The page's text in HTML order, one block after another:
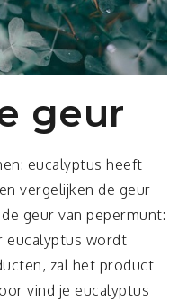
geur
eucalyptus heeft
vergelijken de geur
geur van pepermunt:
eucalyptus wordt
zal het product
vind je eucalyptus